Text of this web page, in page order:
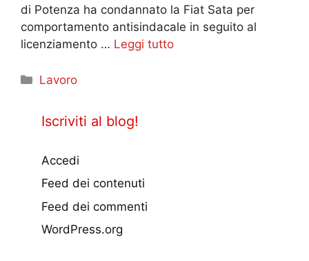
di Potenza ha condannato la Fiat Sata per
comportamento antisindacale in seguito al
licenziamento … Leggi tutto
Categorie
Lavoro
Iscriviti al blog!
Accedi
Feed dei contenuti
Feed dei commenti
WordPress.org